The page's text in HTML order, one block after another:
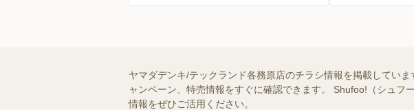
ヤマダデンキ/テックランド各務原店のチラシ情報を掲載してい
ャンペーン、特売情報をすぐに確認できます。 Shufoo!（シュ
情報をぜひご活用ください。